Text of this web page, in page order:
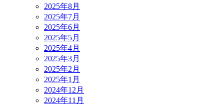
2025年8月
2025年7月
2025年6月
2025年5月
2025年4月
2025年3月
2025年2月
2025年1月
2024年12月
2024年11月